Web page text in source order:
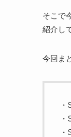
そこで
紹介し
今回ま